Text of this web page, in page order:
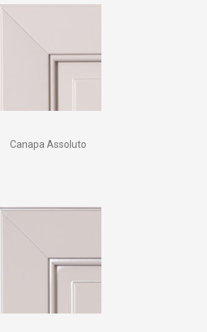
Canapa Assoluto